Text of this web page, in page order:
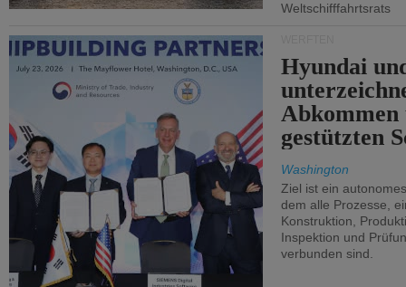
Weltschifffahrtsrats
Hyundai
gestützten
Washington
Ziel ist ein
dem alle Prozesse,
Konstruktion,
Inspektion und
verbunden sind.